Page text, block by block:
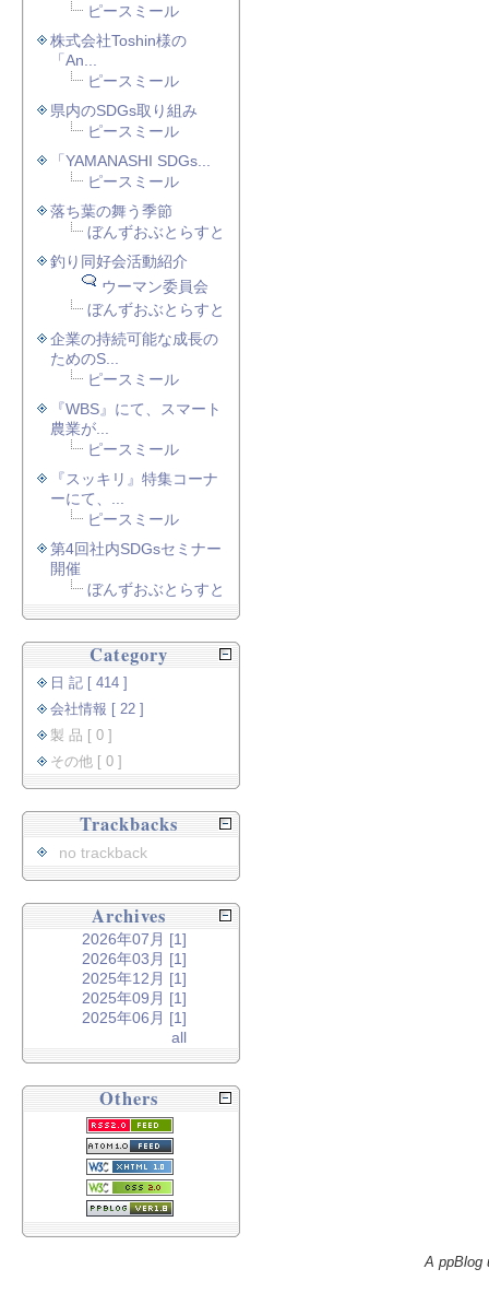
ピースミール
株式会社Toshin様の
「An...
ピースミール
県内のSDGs取り組み
ピースミール
「YAMANASHI SDGs...
ピースミール
落ち葉の舞う季節
ぼんずおぶとらすと
釣り同好会活動紹介
ウーマン委員会
ぼんずおぶとらすと
企業の持続可能な成長の
ためのS...
ピースミール
『WBS』にて、スマート
農業が...
ピースミール
『スッキリ』特集コーナ
ーにて、...
ピースミール
第4回社内SDGsセミナー
開催
ぼんずおぶとらすと
Category
日 記 [ 414 ]
会社情報 [ 22 ]
製 品 [ 0 ]
その他 [ 0 ]
Trackbacks
no trackback
Archives
2026年07月 [1]
2026年03月 [1]
2025年12月 [1]
2025年09月 [1]
2025年06月 [1]
all
Others
A ppBlog